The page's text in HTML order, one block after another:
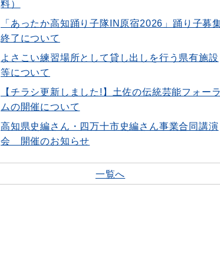
料）
「あったか高知踊り子隊IN原宿2026」踊り子募
終了について
よさこい練習場所として貸し出しを行う県有施設
等について
【チラシ更新しました!】土佐の伝統芸能フォー
ムの開催について
高知県史編さん・四万十市史編さん事業合同講演
会 開催のお知らせ
一覧へ